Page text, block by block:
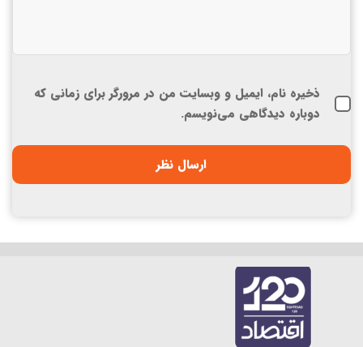
ذخیره نام، ایمیل و وبسایت من در مرورگر برای زمانی که
دوباره دیدگاهی می‌نویسم.